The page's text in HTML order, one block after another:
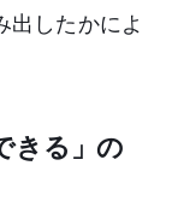
出したかによ
きる」の